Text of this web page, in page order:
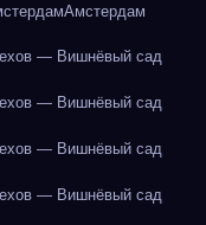
Амстердам
— Вишнёвый сад
— Вишнёвый сад
— Вишнёвый сад
— Вишнёвый сад